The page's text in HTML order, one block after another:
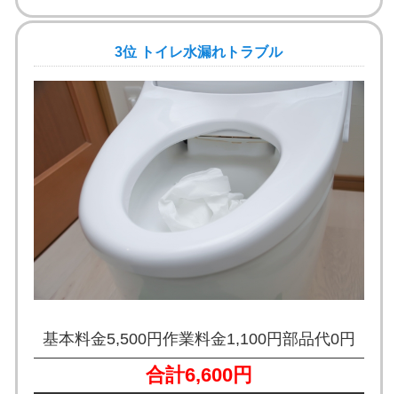
3位 トイレ水漏れトラブル
基本料金5,500円作業料金1,100円部品代0円
合計6,600円